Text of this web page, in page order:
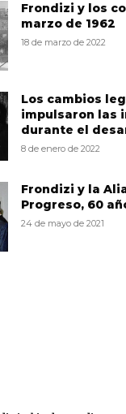
Frondizi y los
marzo de 1962
18 de marzo de 2022
Los cambios
impulsaron las
durante el
8 de enero de 2022
Frondizi y la
Progreso, 60
24 de mayo de 2021